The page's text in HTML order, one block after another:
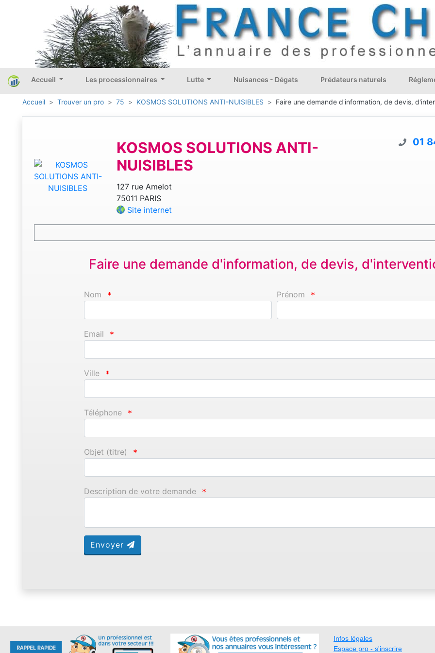
Accueil Les processionnaires Lutte Nuisances - Dégats Prédateurs naturels
Accueil Trouver un pro 75 KOSMOS SOLUTIONS ANTI-NUISIBLES Faire une demande d'information, de devis,
KOSMOS SOLUTIONS ANTI-
NUISIBLES
127 rue Amelot
75011 PARIS
Site internet
01
Faire une demande d'information, de devis,
Nom * Prénom *
Email *
Ville *
Téléphone *
Objet (titre) *
Description de votre demande *
Envoyer
Infos légales
Espace pro - s'inscrire